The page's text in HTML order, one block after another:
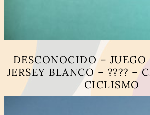
DESCONOCIDO –
JERSEY BLANCO – ???? –
CICLISMO